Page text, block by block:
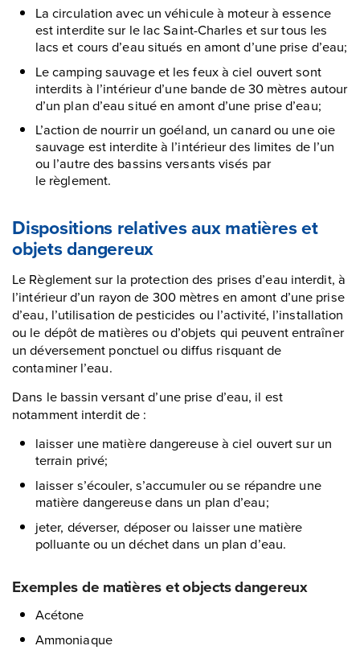
La circulation avec un véhicule à moteur à essence
est interdite sur le lac Saint-Charles et sur tous les
lacs et cours d’eau situés en amont d’une prise d’eau;
Le camping sauvage et les feux à ciel ouvert sont
interdits à l’intérieur d’une bande de 30 mètres autour
d’un plan d’eau situé en amont d’une prise d’eau;
L’action de nourrir un goéland, un canard ou une oie
sauvage est interdite à l’intérieur des limites de l’un
ou l’autre des bassins versants visés par
le règlement.
Dispositions relatives aux matières et
objets dangereux
Le Règlement sur la protection des prises d’eau interdit, à
l’intérieur d’un rayon de 300 mètres en amont d’une prise
d’eau, l’utilisation de pesticides ou l’activité, l’installation
ou le dépôt de matières ou d’objets qui peuvent entraîner
un déversement ponctuel ou diffus risquant de
contaminer l’eau.
Dans le bassin versant d’une prise d’eau, il est
notamment interdit de :
laisser une matière dangereuse à ciel ouvert sur un
terrain privé;
laisser s’écouler, s’accumuler ou se répandre une
matière dangereuse dans un plan d’eau;
jeter, déverser, déposer ou laisser une matière
polluante ou un déchet dans un plan d’eau.
Exemples de matières et objects dangereux
Acétone
Ammoniaque